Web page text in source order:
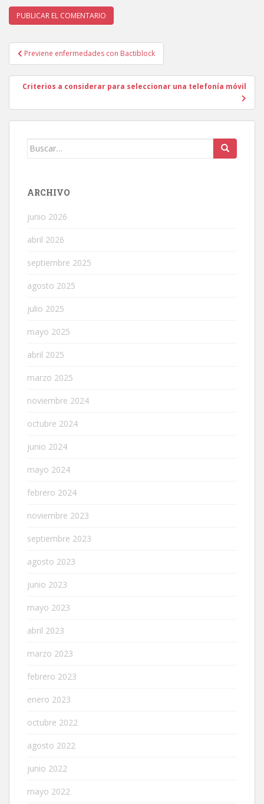
Navegación
de
entradas
Previene enfermedades con Bactiblock
Criterios a considerar para seleccionar una telefonía móvil
Buscar:
ARCHIVO
junio 2026
abril 2026
septiembre 2025
agosto 2025
julio 2025
mayo 2025
abril 2025
marzo 2025
noviembre 2024
octubre 2024
junio 2024
mayo 2024
febrero 2024
noviembre 2023
septiembre 2023
agosto 2023
junio 2023
mayo 2023
abril 2023
marzo 2023
febrero 2023
enero 2023
octubre 2022
agosto 2022
junio 2022
mayo 2022